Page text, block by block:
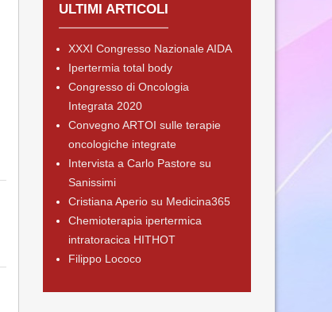
ULTIMI ARTICOLI
XXXI Congresso Nazionale AIDA
Ipertermia total body
Congresso di Oncologia
Integrata 2020
Convegno ARTOI sulle terapie
oncologiche integrate
Intervista a Carlo Pastore su
Sanissimi
Cristiana Aperio su Medicina365
Chemioterapia ipertermica
intratoracica HITHOT
Filippo Lococo